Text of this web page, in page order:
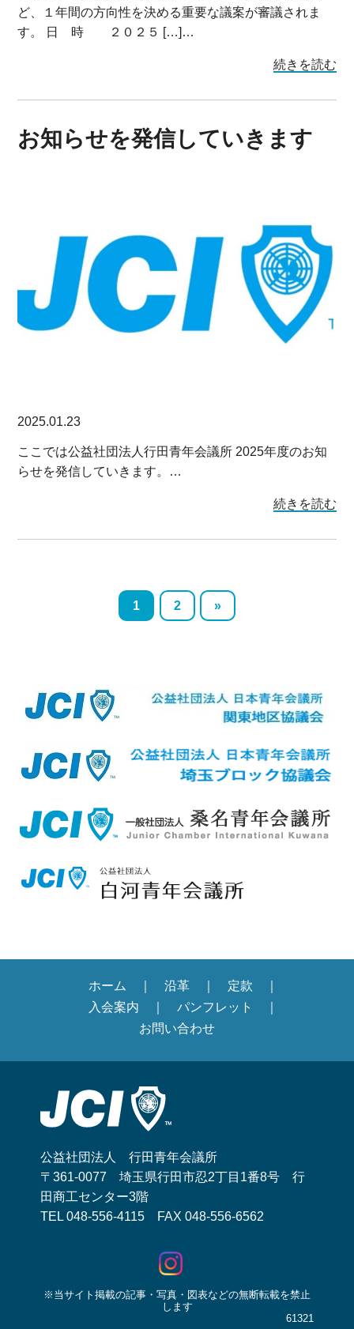
ど、１年間の方向性を決める重要な議案が審議されま
す。 日 時 ２０２５ […]…
続きを読む
お知らせを発信していきます
2025.01.23
ここでは公益社団法人行田青年会議所 2025年度のお知
らせを発信していきます。…
続きを読む
1 2 »
ホーム 沿革
定款
入会案内
パンフレット
お問い合わせ
公益社団法人 行田青年会議所
〒361-0077 埼玉県行田市忍2丁目1番8号 行
田商工センター3階
TEL 048-556-4115 FAX 048-556-6562
※当サイト掲載の記事・写真・図表などの無断転載を禁止
します
61321